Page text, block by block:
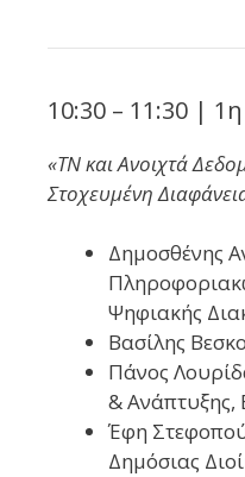
10:30 – 11:30 |
«ΤΝ και Ανοιχτά
Στοχευμένη
Δημοσθένης
Ψηφιακής
Βασίλης
Πάνος
& Ανάπτυξης,
Έφη
Δημόσιας